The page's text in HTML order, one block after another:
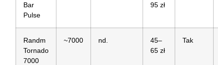
Bar
Pulse
95 zł
Randm
Tornado
7000
~7000 nd.
45–
65 zł
Tak